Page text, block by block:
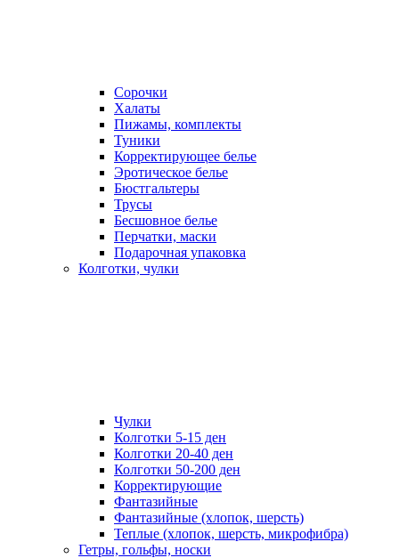
Сорочки
Халаты
Пижамы, комплекты
Туники
Корректирующее белье
Эротическое белье
Бюстгальтеры
Трусы
Бесшовное белье
Перчатки, маски
Подарочная упаковка
Колготки, чулки
Чулки
Колготки 5-15 ден
Колготки 20-40 ден
Колготки 50-200 ден
Корректирующие
Фантазийные
Фантазийные (хлопок, шерсть)
Теплые (хлопок, шерсть, микрофибра)
Гетры, гольфы, носки